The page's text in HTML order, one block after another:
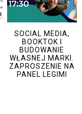
SOCIAL MEDIA,
BOOKTOK I
BUDOWANIE
WŁASNEJ MARKI.
ZAPROSZENIE NA
PANEL LEGIMI